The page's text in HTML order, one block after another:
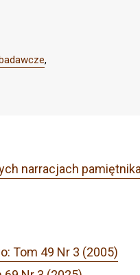
,
narracjach
Tom 49 Nr 3 (2005)